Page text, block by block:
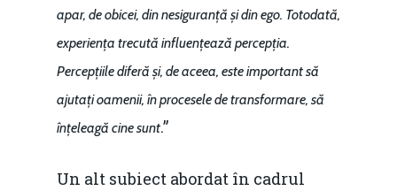
apar, de obicei, din nesiguranță și din ego. Totodată,
experiența trecută influențează percepția.
Percepțiile diferă și, de aceea, este important să
ajutați oamenii, în procesele de transformare, să
înțeleagă cine sunt.”
Un alt subiect abordat în cadrul